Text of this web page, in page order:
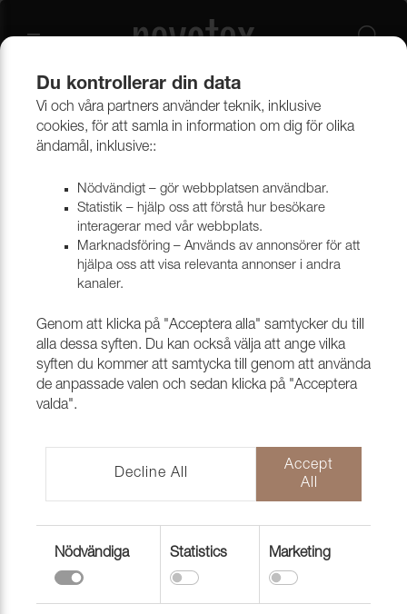
Filtrera
Till toppen av sidan
Du kontrollerar din data
Vi och våra partners använder teknik, inklusive
cookies, för att samla in information om dig för olika
ändamål, inklusive::
Nödvändigt – gör webbplatsen användbar.
Statistik – hjälp oss att förstå hur besökare
interagerar med vår webbplats.
Marknadsföring – Används av annonsörer för att
hjälpa oss att visa relevanta annonser i andra
kanaler.
Genom att klicka på "Acceptera alla" samtycker du till
alla dessa syften. Du kan också välja att ange vilka
syften du kommer att samtycka till genom att använda
de anpassade valen och sedan klicka på "Acceptera
valda".
Decline All
Accept
All
Nödvändiga Statistics Marketing